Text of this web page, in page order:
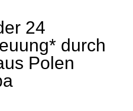
24
durch
Polen